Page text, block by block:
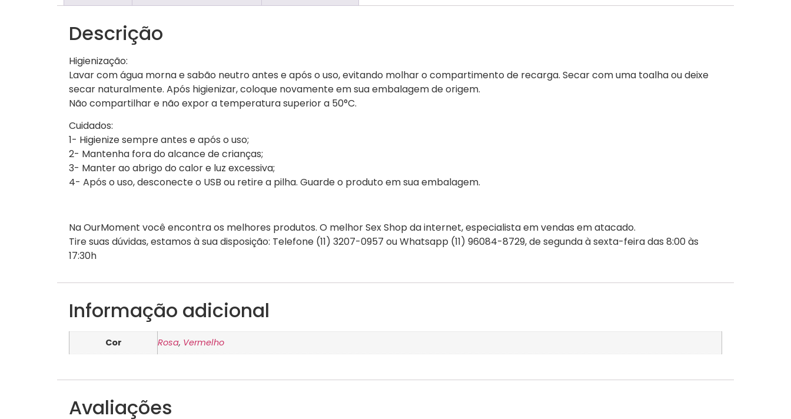
Descrição
Higienização:
Lavar com água morna e sabão neutro antes e após o uso, evitando molhar o compartimento de recarga. Secar com uma toalha ou deixe
secar naturalmente. Após higienizar, coloque novamente em sua embalagem de origem.
Não compartilhar e não expor a temperatura superior a 50°C.
Cuidados:
1- Higienize sempre antes e após o uso;
2- Mantenha fora do alcance de crianças;
3- Manter ao abrigo do calor e luz excessiva;
4- Após o uso, desconecte o USB ou retire a pilha. Guarde o produto em sua embalagem.
Na OurMoment você encontra os melhores produtos. O melhor Sex Shop da internet, especialista em vendas em atacado.
Tire suas dúvidas, estamos à sua disposição: Telefone (11) 3207-0957 ou Whatsapp (11) 96084-8729, de segunda à sexta-feira das 8:00 às
17:30h
Informação adicional
Cor Rosa, Vermelho
Avaliações